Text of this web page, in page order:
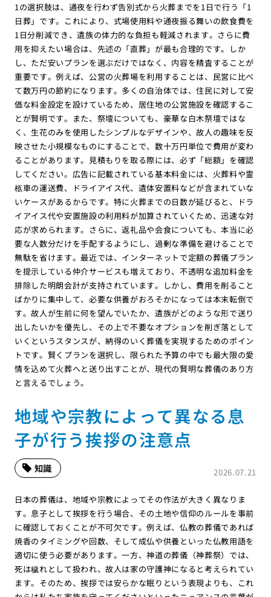
1の選択肢は、通夜を行わず告別式から火葬までを1日で行う「1
日葬」です。これにより、式場使用料や通夜振る舞いの飲食費を
1日分削減でき、遺族の体力的な負担も軽減されます。さらに費
用を抑えたい場合は、先述の「直葬」が最も合理的です。しか
し、ただ安いプランを選ぶだけではなく、内容を精査することが
重要です。例えば、公営の火葬場を利用することは、民営に比べ
て数万円の節約になります。多くの自治体では、住民に対して安
価な料金設定を設けているため、居住地の公営施設を確認するこ
とが賢明です。また、祭壇についても、豪華な白木祭壇ではな
く、生花のみを使用したシンプルなデザインや、故人の趣味を反
映させた小規模なものにすることで、数十万円単位で費用が変わ
ることがあります。見積もりを取る際には、必ず「総額」を確認
してください。広告に記載されている基本料金には、火葬料や霊
柩車の運送費、ドライアイス代、遺体安置料などが含まれていな
いケースがあるからです。特に火葬までの日数が延びると、ドラ
イアイス代や安置施設の利用料が加算されていくため、迅速な対
応が求められます。さらに、返礼品や会食についても、本当に必
要な人数分だけを手配するようにし、過剰な準備を避けることで
無駄を省けます。最近では、インターネットで定額の葬儀プラン
を提示している仲介サービスも増えており、不透明な追加料金を
排除した明朗会計が支持されています。しかし、費用を削ること
ばかりに集中して、必要な供養がおろそかになっては本末転倒で
す。故人が生前に何を望んでいたか、遺族がどのような形で送り
出したいかを優先し、その上で不要なオプションを削ぎ落として
いくというスタンスが、納得のいく葬儀を実現するためのポイン
トです。賢くプランを選択し、限られた予算の中でも最大限の愛
情を込めて火葬へと送り出すことが、現代の賢明な葬儀のあり方
と言えるでしょう。
地域や宗教によって異なる息
子が行う挨拶の注意点
2026.07.21
知識
日本の葬儀は、地域や宗教によってその作法が大きく異なりま
す。息子として挨拶を行う場合、その土地や信仰のルールを事前
に確認しておくことが不可欠です。例えば、仏教の葬儀であれば
焼香のタイミングや回数、そして成仏や供養といった仏教用語を
適切に使う必要があります。一方、神道の葬儀（神葬祭）では、
死は穢れとして扱われ、故人は家の守護神になると考えられてい
ます。そのため、挨拶では安らかな眠りという表現よりも、これ